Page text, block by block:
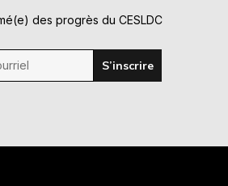
des progrès du CESLDC
S’inscrire